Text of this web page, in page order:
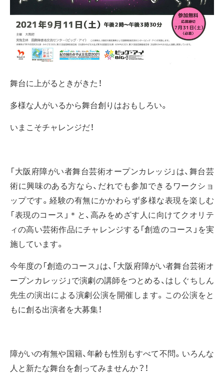
舞台に上がるときがきた！
多様な人がいるから舞台創りはおもしろい。
いまこそチャレンジだ！
「大阪府障がい者舞台芸術オープンカレッジ」は、舞台芸
術に興味のある方なら、だれでも参加できるワークショ
ップです。経験の有無にかかわらず多様な表現を楽しむ
「表現のコース」＊と、高みをめざす人に向けてクオリテ
ィの高い芸術作品にチャレンジする「創造のコース」を実
施しています。
今年度の「創造のコース」は、「大阪府障がい者舞台芸術オ
ープンカレッジ」で演劇の講師をつとめる、はしぐちしん
先生の演出による演劇公演を開催します。この公演をと
もに創る出演者を大募集！
障がいの有無や国籍、年齢も性別もすべて不問。いろんな
人と新たな舞台を創ってみませんか？！